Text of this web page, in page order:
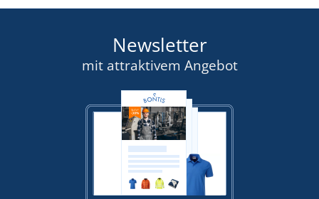
Newsletter
mit attraktivem Angebot